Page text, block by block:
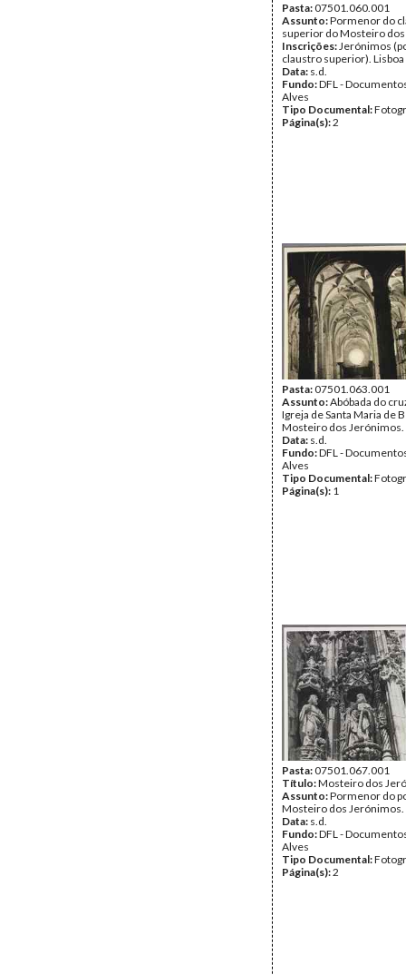
Pasta:07501.060.001
Assunto:Pormenor do
superior do Mosteiro
Inscrições:Jerónimos
claustro superior). Lisboa
Data: s.d.
Fundo:DFL -
Alves
Tipo Documental:
Página(s):2
Pasta:07501.063.001
Assunto:Abóbada do
Igreja de Santa Maria de
Mosteiro dos Jerónimos.
Data: s.d.
Fundo:DFL -
Alves
Tipo Documental:
Página(s): 1
Pasta:07501.067.001
Título:Mosteiro dos
Assunto:Pormenor do
Mosteiro dos Jerónimos.
Data: s.d.
Fundo:DFL -
Alves
Tipo Documental:
Página(s):2